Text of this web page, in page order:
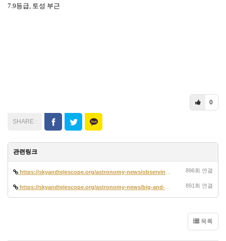
7.9등급, 토성 부근
0
관련링크
https://skyandtelescope.org/astronomy-news/observing-news/this-weeks-s… 896회 연결
https://skyandtelescope.org/astronomy-news/big-and-bright-jupiter-beck… 891회 연결
목록